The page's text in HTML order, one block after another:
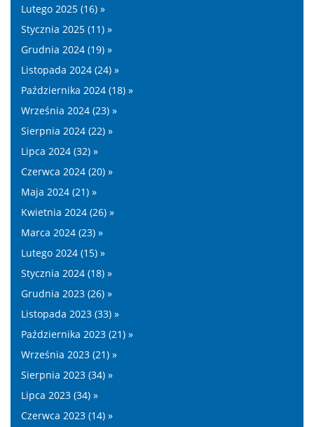
Lutego 2025 (16) »
Stycznia 2025 (11) »
Grudnia 2024 (19) »
Listopada 2024 (24) »
Października 2024 (18) »
Września 2024 (23) »
Sierpnia 2024 (22) »
Lipca 2024 (32) »
Czerwca 2024 (20) »
Maja 2024 (21) »
Kwietnia 2024 (26) »
Marca 2024 (23) »
Lutego 2024 (15) »
Stycznia 2024 (18) »
Grudnia 2023 (26) »
Listopada 2023 (33) »
Października 2023 (21) »
Września 2023 (21) »
Sierpnia 2023 (34) »
Lipca 2023 (34) »
Czerwca 2023 (14) »